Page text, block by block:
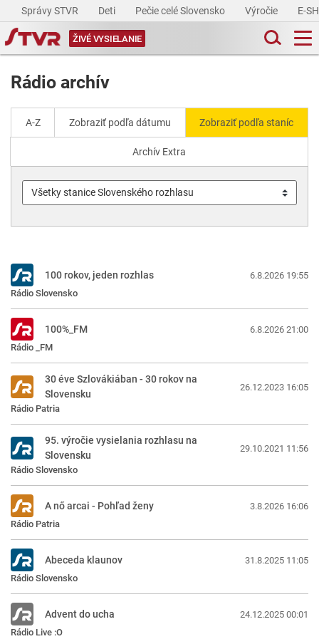
Správy STVR Deti Pečie celé Slovensko Výročie E-
ŽIVÉ VYSIELANIE
Rádio archív
A-Z Zobraziť podľa dátumu Zobraziť podľa staníc
Archív Extra
Rádio Slovensko
100 rokov, jeden rozhlas 6.8.2026 19:55
Rádio _FM
100%_FM 6.8.2026 21:00
Rádio Patria
30 éve Szlovákiában - 30 rokov na
Slovensku
26.12.2023 16:05
Rádio Slovensko
95. výročie vysielania rozhlasu na
Slovensku
29.10.2021 11:56
Rádio Patria
A nő arcai - Pohľad ženy 3.8.2026 16:06
Rádio Slovensko
Abeceda klaunov 31.8.2025 11:05
Rádio Live :O
Advent do ucha 24.12.2025 00:01